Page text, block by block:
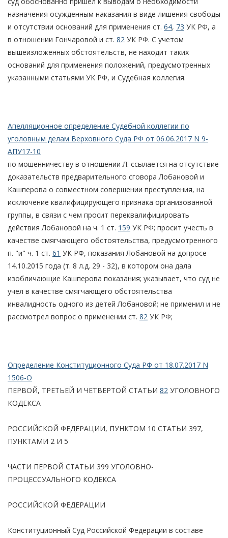
назначения осужденным наказания в виде лишения свободы
и отсутствии оснований для применения ст. 64, 73 УК РФ, а
в отношении Гончаровой и ст. 82 УК РФ. С учетом
вышеизложенных обстоятельств, не находит таких
оснований для применения положений, предусмотренных
указанными статьями УК РФ, и Судебная коллегия.
Апелляционное определение Судебной коллегии по
уголовным делам Верховного Суда РФ от 06.06.2017 N 9-
АПУ17-10
по мошенничеству в отношении Л. ссылается на отсутствие
доказательств предварительного сговора Лобановой и
Кашперова о совместном совершении преступления, на
исключение квалифицирующего признака организованной
группы, в связи с чем просит переквалифицировать
действия Лобановой на ч. 1 ст. 159 УК РФ; просит учесть в
качестве смягчающего обстоятельства, предусмотренного
п. "и" ч. 1 ст. 61 УК РФ, показания Лобановой на допросе
14.10.2015 года (т. 8 л.д. 29 - 32), в котором она дала
изобличающие Кашперова показания; указывает, что суд не
учел в качестве смягчающего обстоятельства
инвалидность одного из детей Лобановой; не применил и не
рассмотрел вопрос о применении ст. 82 УК РФ;
Определение Конституционного Суда РФ от 18.07.2017 N
1506-О
ПЕРВОЙ, ТРЕТЬЕЙ И ЧЕТВЕРТОЙ СТАТЬИ 82 УГОЛОВНОГО
КОДЕКСА
РОССИЙСКОЙ ФЕДЕРАЦИИ, ПУНКТОМ 10 СТАТЬИ 397,
ПУНКТАМИ 2 И 5
ЧАСТИ ПЕРВОЙ СТАТЬИ 399 УГОЛОВНО-
ПРОЦЕССУАЛЬНОГО КОДЕКСА
РОССИЙСКОЙ ФЕДЕРАЦИИ
Конституционный Суд Российской Федерации в составе